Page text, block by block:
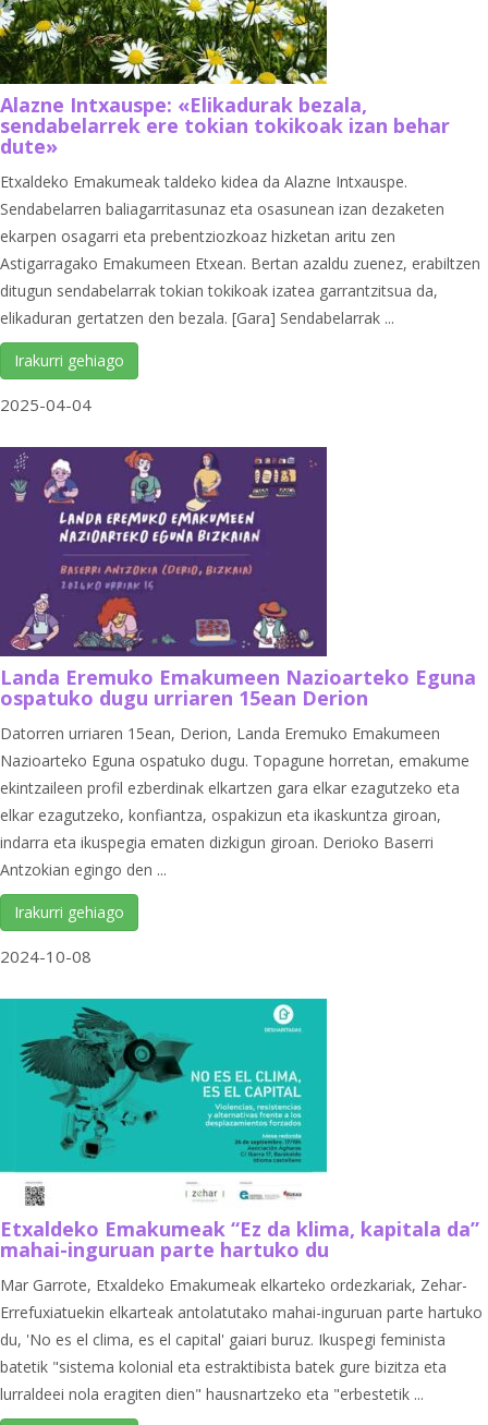
Alazne Intxauspe: «Elikadurak bezala,
sendabelarrek ere tokian tokikoak izan behar
dute»
Etxaldeko Emakumeak taldeko kidea da Alazne Intxauspe.
Sendabelarren baliagarritasunaz eta osasunean izan dezaketen
ekarpen osagarri eta prebentziozkoaz hizketan aritu zen
Astigarragako Emakumeen Etxean. Bertan azaldu zuenez, erabiltzen
ditugun sendabelarrak tokian tokikoak izatea garrantzitsua da,
elikaduran gertatzen den bezala. [Gara] Sendabelarrak ...
Irakurri gehiago
2025-04-04
Landa Eremuko Emakumeen Nazioarteko Eguna
ospatuko dugu urriaren 15ean Derion
Datorren urriaren 15ean, Derion, Landa Eremuko Emakumeen
Nazioarteko Eguna ospatuko dugu. Topagune horretan, emakume
ekintzaileen profil ezberdinak elkartzen gara elkar ezagutzeko eta
elkar ezagutzeko, konfiantza, ospakizun eta ikaskuntza giroan,
indarra eta ikuspegia ematen dizkigun giroan. Derioko Baserri
Antzokian egingo den ...
Irakurri gehiago
2024-10-08
Etxaldeko Emakumeak “Ez da klima, kapitala da”
mahai-inguruan parte hartuko du
Mar Garrote, Etxaldeko Emakumeak elkarteko ordezkariak, Zehar-
Errefuxiatuekin elkarteak antolatutako mahai-inguruan parte hartuko
du, 'No es el clima, es el capital' gaiari buruz. Ikuspegi feminista
batetik "sistema kolonial eta estraktibista batek gure bizitza eta
lurraldeei nola eragiten dien" hausnartzeko eta "erbestetik ...